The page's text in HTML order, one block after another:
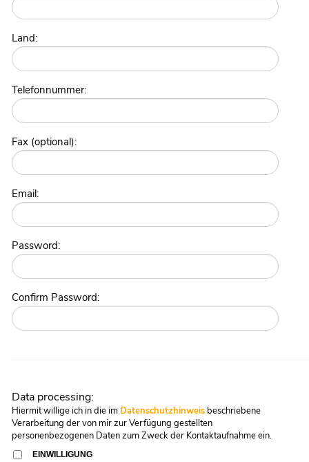
Land:
Telefonnummer:
Fax (optional):
Email:
Password:
Confirm Password:
Data processing:
Hiermit willige ich in die im Datenschutzhinweis beschriebene
Verarbeitung der von mir zur Verfügung gestellten
personenbezogenen Daten zum Zweck der Kontaktaufnahme ein.
EINWILLIGUNG